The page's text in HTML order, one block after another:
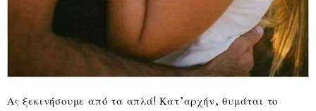
Ας ξεκινήσουμε από τα απλά! Κατ’αρχήν, θυμάται το